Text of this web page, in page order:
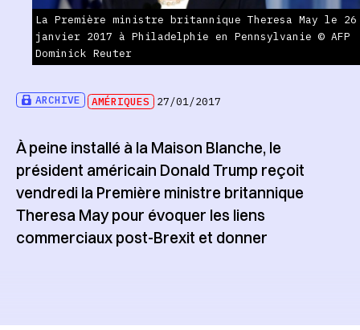
ARCHIVE AMÉRIQUES 27/01/2017
La Première ministre britannique Theresa May le 26
janvier 2017 à Philadelphie en Pennsylvanie © AFP
Dominick Reuter
À peine installé à la Maison Blanche, le
président américain Donald Trump reçoit
vendredi la Première ministre britannique
Theresa May pour évoquer les liens
commerciaux post-Brexit et donner